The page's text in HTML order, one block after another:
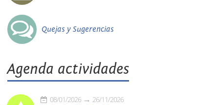
Quejas y Sugerencias
Agenda actividades
08/01/2026 26/11/2026